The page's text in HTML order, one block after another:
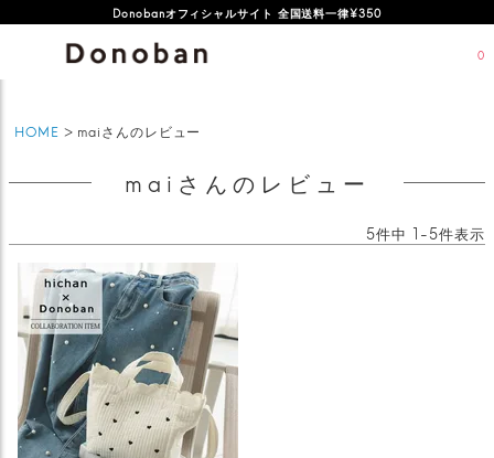
Donobanオフィシャルサイト 全国送料一律¥350
0
HOME maiさんのレビュー
maiさんのレビュー
5件中 1 -5件表示